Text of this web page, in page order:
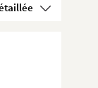
présentation détaillée